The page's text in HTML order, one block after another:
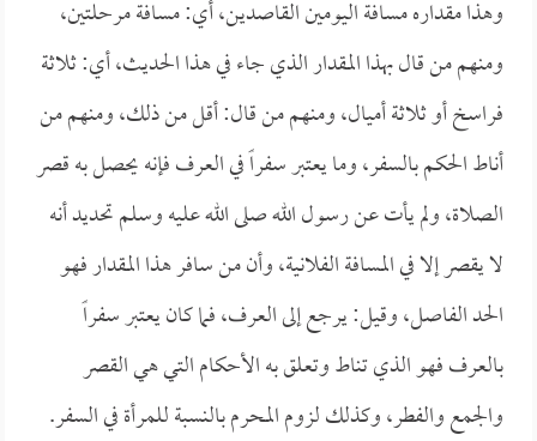
وهذا مقداره مسافة اليومين القاصدين، أي: مسافة مرحلتين،
ومنهم من قال بهذا المقدار الذي جاء في هذا الحديث، أي: ثلاثة
فراسخ أو ثلاثة أميال، ومنهم من قال: أقل من ذلك، ومنهم من
أناط الحكم بالسفر، وما يعتبر سفراً في العرف فإنه يحصل به قصر
الصلاة، ولم يأت عن رسول الله صلى الله عليه وسلم تحديد أنه
لا يقصر إلا في المسافة الفلانية، وأن من سافر هذا المقدار فهو
الحد الفاصل، وقيل: يرجع إلى العرف، فما كان يعتبر سفراً
بالعرف فهو الذي تناط وتعلق به الأحكام التي هي القصر
والجمع والفطر، وكذلك لزوم المحرم بالنسبة للمرأة في السفر.